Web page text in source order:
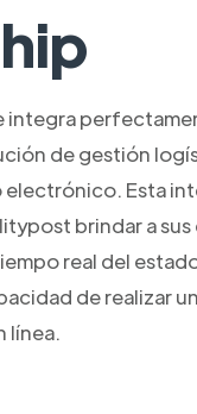
integra
de gestión
electrónico. Esta
brindar a
real del
de realizar
línea.